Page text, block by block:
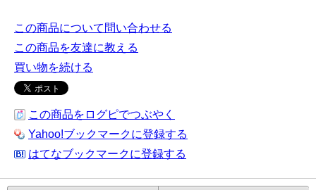
この商品について問い合わせる
この商品を友達に教える
買い物を続ける
この商品をログピでつぶやく
Yahoo!ブックマークに登録する
はてなブックマークに登録する